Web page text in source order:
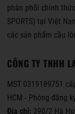
phân phối chính
SPORTS) tại Việt
các sản phẩm cầu
CÔNG TY TNHH
MST 0319189751
HCM - Phòng đăng
Địa chỉ: 390/2 Hà